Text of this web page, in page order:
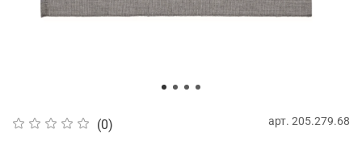
(0) арт. 205.279.68